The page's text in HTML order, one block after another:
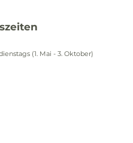
(1. Mai - 3. Oktober)